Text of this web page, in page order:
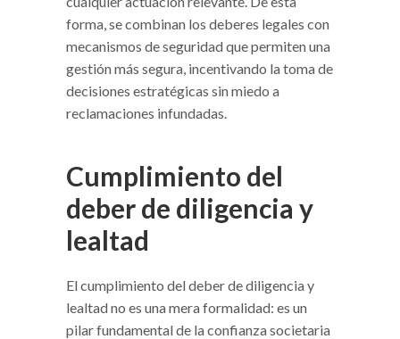
forma, se combinan los deberes legales con
mecanismos de seguridad que permiten una
gestión más segura, incentivando la toma de
decisiones estratégicas sin miedo a
reclamaciones infundadas.
Cumplimiento del
deber de diligencia y
lealtad
El cumplimiento del deber de diligencia y
lealtad no es una mera formalidad: es un
pilar fundamental de la confianza societaria